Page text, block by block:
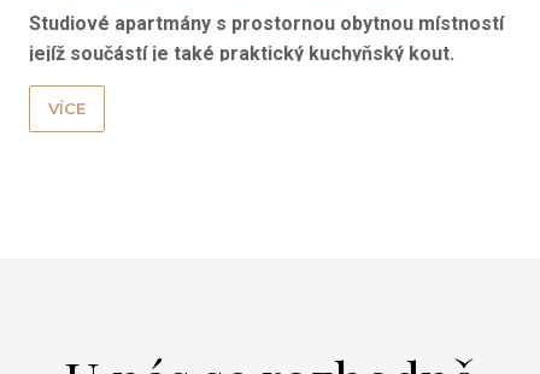
Studiové apartmány s prostornou obytnou místností
jejíž součástí je také praktický kuchyňský kout.
VÍCE